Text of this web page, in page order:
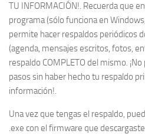
TU INFORMACIÓN!. Recuerda que
programa (sólo funciona en
permite hacer respaldos periódicos
(agenda, mensajes escritos, fotos,
respaldo COMPLETO del mismo.
pasos sin haber hecho tu respaldo
información!.
Una vez que tengas el respaldo,
.exe con el firmware que